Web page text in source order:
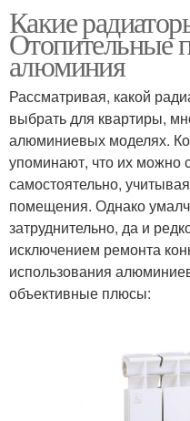
Какие
Отопительные
алюминия
Рассматривая, какой
выбрать для квартиры,
алюминиевых моделях.
упоминают, что их можно
самостоятельно,
помещения. Однако
затруднительно, да и
исключением ремонта
использования
объективные плюсы: